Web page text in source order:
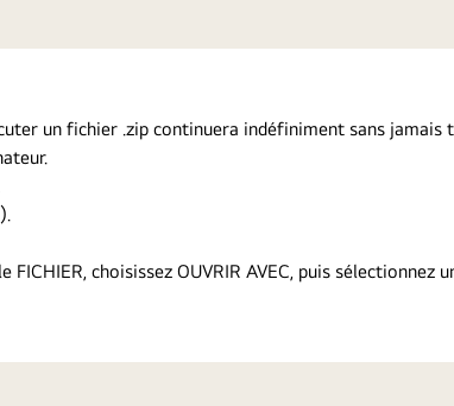
un fichier .zip continuera indéfiniment sans jamais
FICHIER, choisissez OUVRIR AVEC, puis sélectionnez